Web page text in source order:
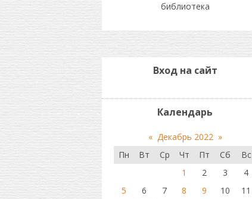
библиотека
Вход на сайт
Календарь
« Декабрь 2022 »
Пн
Вт Ср Чт Пт Сб
Вс
1
2 3
4
5
6 7 8 9 10
11